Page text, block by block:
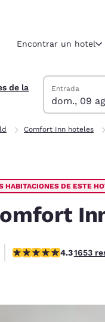
Región y
Español
United
Encontrar un hotel
de la
Buscar hoteles
domingo, 9 de
Entrada
dom., 09
lunes, 10 de
Fecha de
Fecha de
Comfort Inn hoteles
HABITACIONES DE ESTE
Calificación de 4.35
4.31653